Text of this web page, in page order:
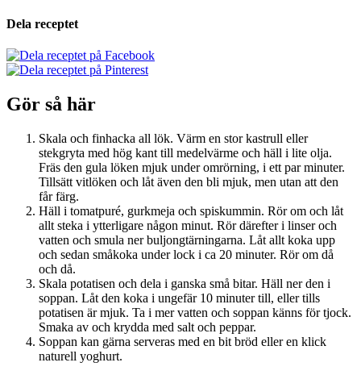
Dela receptet
Gör så här
Skala och finhacka all lök. Värm en stor kastrull eller
stekgryta med hög kant till medelvärme och häll i lite olja.
Fräs den gula löken mjuk under omrörning, i ett par minuter.
Tillsätt vitlöken och låt även den bli mjuk, men utan att den
får färg.
Häll i tomatpuré, gurkmeja och spiskummin. Rör om och låt
allt steka i ytterligare någon minut. Rör därefter i linser och
vatten och smula ner buljongtärningarna. Låt allt koka upp
och sedan småkoka under lock i ca 20 minuter. Rör om då
och då.
Skala potatisen och dela i ganska små bitar. Häll ner den i
soppan. Låt den koka i ungefär 10 minuter till, eller tills
potatisen är mjuk. Ta i mer vatten och soppan känns för tjock.
Smaka av och krydda med salt och peppar.
Soppan kan gärna serveras med en bit bröd eller en klick
naturell yoghurt.